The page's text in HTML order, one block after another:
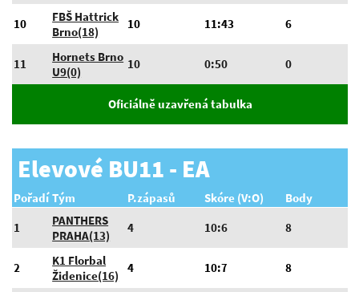
10
FBŠ Hattrick
Brno(18)
10 11:43 6
11
Hornets Brno
U9(0)
10 0:50 0
Oficiálně uzavřená tabulka
Elevové BU11 - EA
Pořadí Tým P.zápasů Skóre (V:O)
Body
1
PANTHERS
PRAHA(13)
4 10:6 8
2
K1 Florbal
Židenice(16)
4 10:7 8